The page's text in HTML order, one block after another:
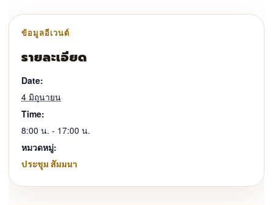
รายละเอียด
Date:
4 มิถุนายน
Time:
8:00 น. - 17:00 น.
หมวดหมู่:
ประชุม สัมมนา